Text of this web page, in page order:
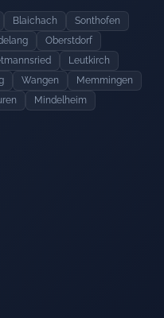
Blaichach
Sonthofen
Oberstdorf
Leutkirch
Wangen
Memmingen
Mindelheim